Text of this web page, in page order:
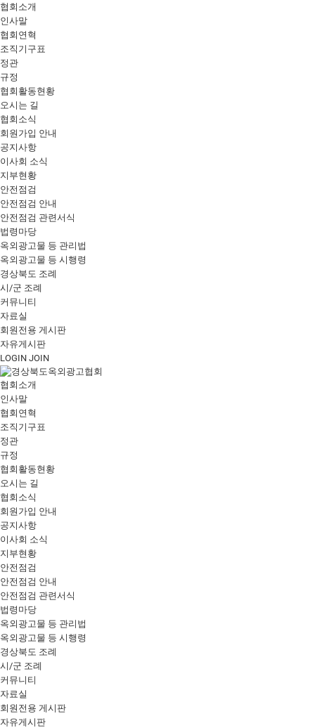
협회소개
인사말
협회연혁
조직기구표
정관
규정
협회활동현황
오시는 길
협회소식
회원가입 안내
공지사항
이사회 소식
지부현황
안전점검
안전점검 안내
안전점검 관련서식
법령마당
옥외광고물 등 관리법
옥외광고물 등 시행령
경상북도 조례
시/군 조례
커뮤니티
자료실
회원전용 게시판
자유게시판
LOGIN JOIN
협회소개
인사말
협회연혁
조직기구표
정관
규정
협회활동현황
오시는 길
협회소식
회원가입 안내
공지사항
이사회 소식
지부현황
안전점검
안전점검 안내
안전점검 관련서식
법령마당
옥외광고물 등 관리법
옥외광고물 등 시행령
경상북도 조례
시/군 조례
커뮤니티
자료실
회원전용 게시판
자유게시판